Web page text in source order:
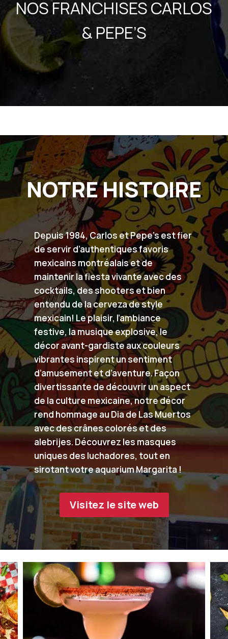
NOS FRANCHISES CARLOS
& PEPE’S
NOTRE HISTOIRE
Depuis 1984, Carlos et Pepe’s est fier
de servir d’authentiques favoris
mexicains montréalais et de
maintenir la fiesta vivante avec des
cocktails, des shooters et bien
entendu de la cerveza de style
mexicain! Le plaisir, l’ambiance
festive, la musique explosive, le
décor avant-gardiste aux couleurs
vibrantes inspirent un sentiment
d’amusement et d’aventure. Façon
divertissante de découvrir un aspect
de la culture mexicaine, notre décor
rend hommage au Dia de Las Muertos
avec des crânes colorés et des
alebrijes. Découvrez les masques
uniques des luchadores, tout en
sirotant votre aquarium Margarita !
Visitez le site web